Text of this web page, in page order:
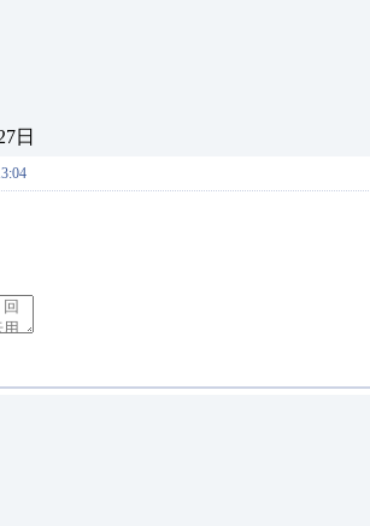
日